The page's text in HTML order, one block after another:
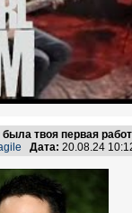
была твоя первая
Дата: 20.08.24